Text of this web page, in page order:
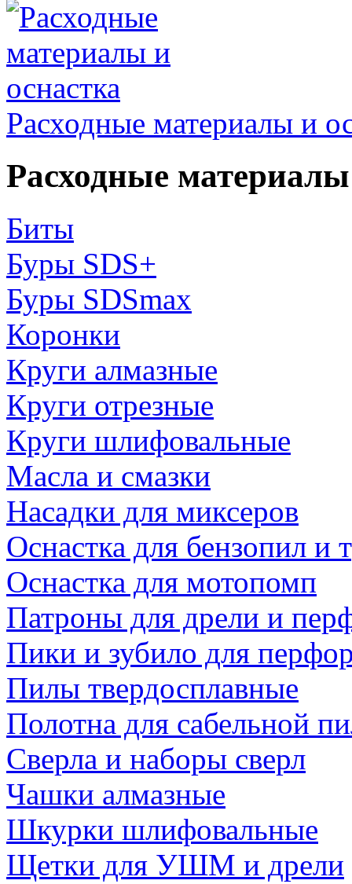
Расходные материалы и
Расходные
Биты
Буры SDS+
Буры SDSmax
Коронки
Круги алмазные
Круги отрезные
Круги шлифовальные
Масла и смазки
Насадки для миксеров
Оснастка для бензопил и
Оснастка для мотопомп
Патроны для дрели и
Пики и зубило для
Пилы твердосплавные
Полотна для сабельной
Сверла и наборы сверл
Чашки алмазные
Шкурки шлифовальные
Щетки для УШМ и дрели